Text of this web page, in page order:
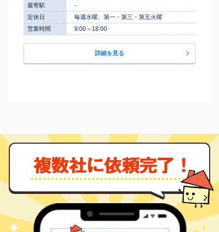
最寄駅
-
定休日
毎週水曜、第一・第三・第五火曜
営業時間
9:00～18:00
詳細を見る